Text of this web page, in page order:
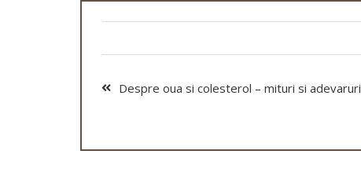
Despre oua si colesterol – mituri si adevaruri